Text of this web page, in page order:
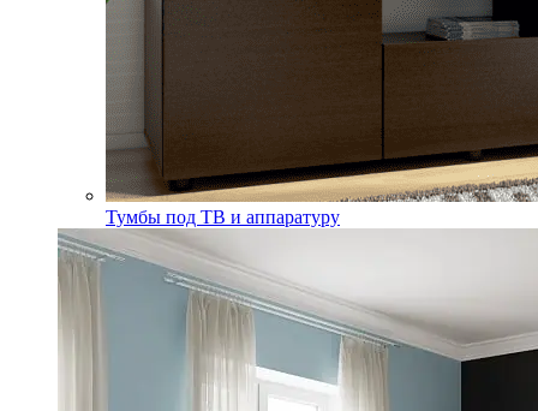
Тумбы под ТВ и аппаратуру